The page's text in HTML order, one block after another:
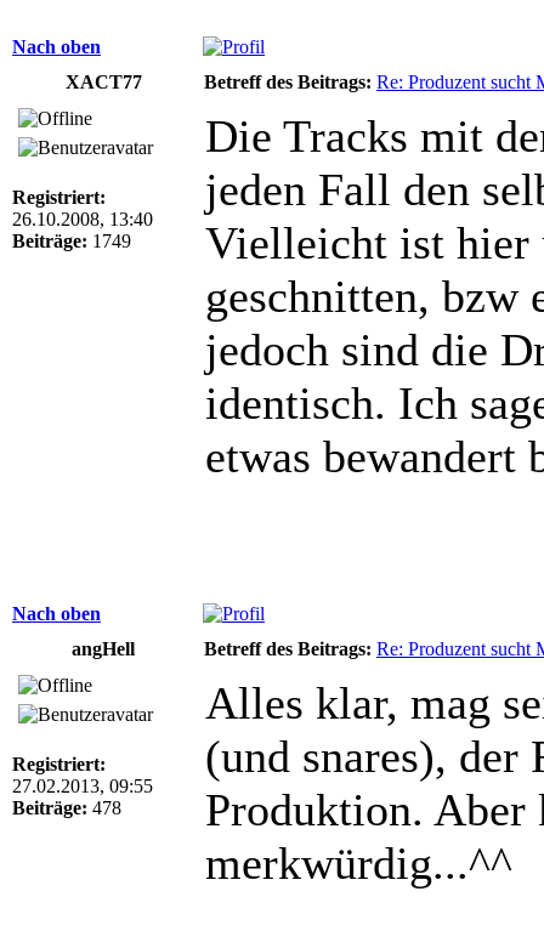
Nach oben
XACT77
Betreff des Beitrags: Re: Produzent sucht
Registriert:
26.10.2008, 13:40
Beiträge: 1749
Die Tracks mit
jeden Fall den
Vielleicht ist hier
geschnitten, bzw
jedoch sind die
identisch. Ich
etwas bewandert
Nach oben
angHell
Betreff des Beitrags: Re: Produzent sucht
Registriert:
27.02.2013, 09:55
Beiträge: 478
Alles klar, mag
(und snares), der
Produktion. Aber
merkwürdig...^^